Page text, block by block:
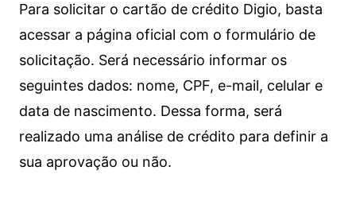
Para solicitar o cartão de crédito Digio, basta
acessar a página oficial com o formulário de
solicitação. Será necessário informar os
seguintes dados: nome, CPF, e-mail, celular e
data de nascimento. Dessa forma, será
realizado uma análise de crédito para definir a
sua aprovação ou não.